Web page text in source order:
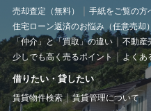
売却査定（無料） 手紙をご覧の方
住宅ローン返済のお悩み（任意売却）
「仲介」と「買取」の違い
不動産
少しでも高く売るポイント
よくあ
借りたい・貸したい
賃貸物件検索 賃貸管理について